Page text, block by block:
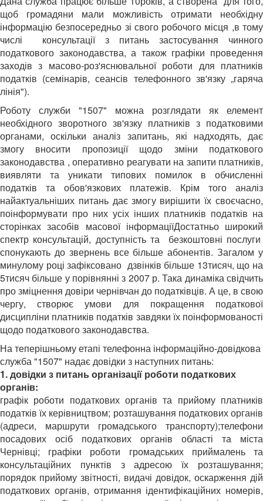
щоб громадяни мали можливість отримати необхідну
інформацію безпосередньо зі свого робочого місця ,в тому
числі
консультації з питань застосування чинного
податкового законодавства, а також графіки проведення
заходів з масово-роз'яснювальної роботи для платників
податків (семінарів, сеансів телефонного зв'язку „гаряча
лінія").
Роботу служби "1507" можна розглядати як елемент
необхідного зворотного зв'язку платників з податковими
органами, оскільки аналіз запитань, які надходять, дає
змогу вносити пропозиції щодо зміни податкового
законодавства , оперативно реагувати на запити платників,
виявляти та уникати типових помилок в обчисленні
податків та обов'язкових платежів. Крім того аналіз
найактуальніших питань дає змогу вирішити їх своєчасно,
поінформувати про них усіх інших платників податків на
сторінках засобів масової інформаціїДостатньо широкий
спектр консультацій, доступність та безкоштовні послуги
спонукають до звернень все більше абонентів. Загалом у
минулому році зафіксовано дзвінків більше 13тисяч, що на
5тисяч більше у порівнянні з 2007 р. Така динаміка свідчить
про зміцнення довіри чернівчан до податківців. А це, в свою
чергу, створює умови для покращення податкової
дисципліни платників податків завдяки їх поінформованості
щодо податкового законодавства.
На теперішньому етапі телефонна інформаційно-довідкова
служба "1507" надає довідки з наступних питань:
1. довідки з питань організації роботи податкових
органів:
графік роботи податкових органів та прийому платників
податків їх керівництвом; розташування податкових органів
(адреси, маршрути громадського транспорту);телефони
посадових осіб податкових органів області та міста
Чернівці; графіки роботи громадських приймалень та
консультаційних пунктів з адресою їх розташування;
порядок прийому звітності, видачі довідок, оскарження дій
податкових органів, отримання ідентифікаційних номерів,